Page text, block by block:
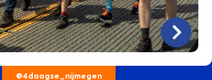
@4daagse_nijmegen